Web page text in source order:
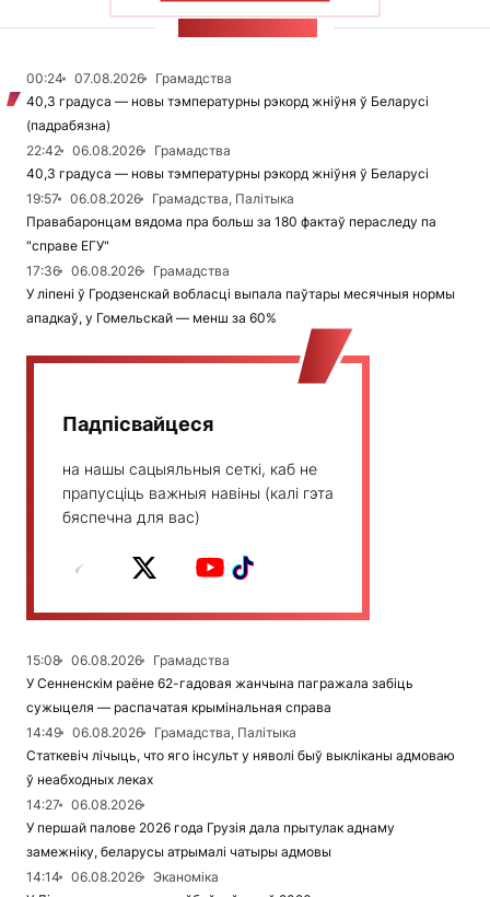
00:24 07.08.2026
Грамадства
40,3 градуса — новы тэмпературны рэкорд жніўня ў Беларусі
(падрабязна)
22:42
06.08.2026
Грамадства
40,3 градуса — новы тэмпературны рэкорд жніўня ў Беларусі
19:57
06.08.2026
Грамадства, Палітыка
Правабаронцам вядома пра больш за 180 фактаў пераследу па
"справе ЕГУ"
17:36
06.08.2026
Грамадства
У ліпені ў Гродзенскай вобласці выпала паўтары месячныя нормы
ападкаў, у Гомельскай — менш за 60%
Падпісвайцеся
на нашы сацыяльныя сеткі, каб не
прапусціць важныя навіны (калі гэта
бяспечна для вас)
15:08 06.08.2026
Грамадства
У Сенненскім раёне 62-гадовая жанчына пагражала забіць
сужыцеля — распачатая крымінальная справа
14:49
06.08.2026
Грамадства, Палітыка
Статкевіч лічыць, что яго інсульт у няволі быў выкліканы адмоваю
ў неабходных леках
14:27
06.08.2026
У першай палове 2026 года Грузія дала прытулак аднаму
замежніку, беларусы атрымалі чатыры адмовы
14:14
06.08.2026
Эканоміка